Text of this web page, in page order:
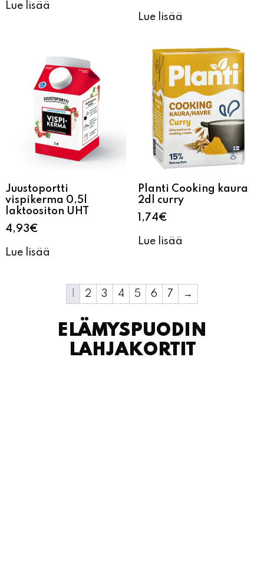
Lue lisää
Lue lisää
Juustoportti
vispikerma 0,5l
laktoositon UHT
4,93€
Lue lisää
Planti Cooking kaura
2dl curry
1,74€
Lue lisää
2 3 4 5 6 7 →
ELÄMYSPUODIN
LAHJAKORTIT